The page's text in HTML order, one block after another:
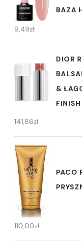
BAZA
9,49zł
DIOR
&
FINISH
141,86zł
PACO
110,00zł